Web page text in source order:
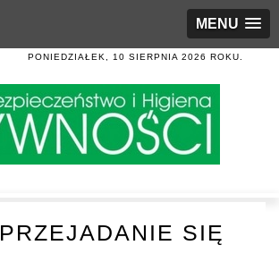
MENU
PONIEDZIAŁEK, 10 SIERPNIA 2026 ROKU.
PRZEJADANIE SIĘ